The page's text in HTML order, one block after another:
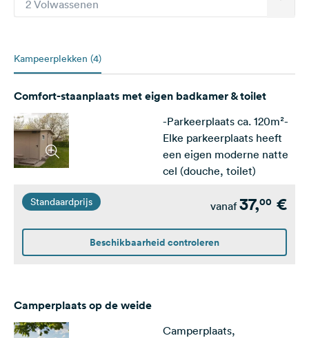
2 Volwassenen
Kampeerplekken (4)
Comfort-staanplaats met eigen badkamer & toilet
-Parkeerplaats ca. 120m²-
Elke parkeerplaats heeft
een eigen moderne natte
cel (douche, toilet)
Standaardprijs vanaf 37,00 €
Beschikbaarheid controleren
Camperplaats op de weide
Camperplaats,